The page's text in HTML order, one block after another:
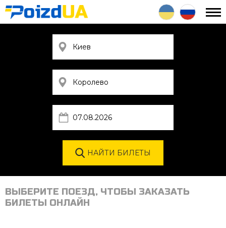
ВЫБЕРИТЕ ПОЕЗД, ЧТОБЫ ЗАКАЗАТЬ
БИЛЕТЫ ОНЛАЙН